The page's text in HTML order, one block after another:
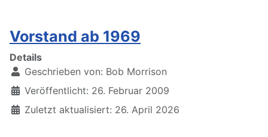
Vorstand ab 1969
Details
Geschrieben von: Bob Morrison
Veröffentlicht: 26. Februar 2009
Zuletzt aktualisiert: 26. April 2026